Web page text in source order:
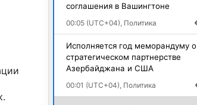
соглашения в Вашингтоне
00:05 (UTC+04), Политика
Исполняется год меморандуму о
стратегическом партнерстве
Азербайджана и США
00:01 (UTC+04), Политика